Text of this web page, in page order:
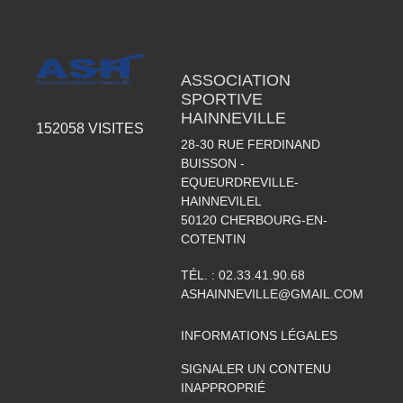
152058 VISITES
ASSOCIATION
SPORTIVE
HAINNEVILLE
28-30 RUE FERDINAND
BUISSON -
EQUEURDREVILLE-
HAINNEVILEL
50120 CHERBOURG-EN-
COTENTIN
TÉL. : 02.33.41.90.68
ASHAINNEVILLE@GMAIL.COM
INFORMATIONS LÉGALES
SIGNALER UN CONTENU
INAPPROPRIÉ